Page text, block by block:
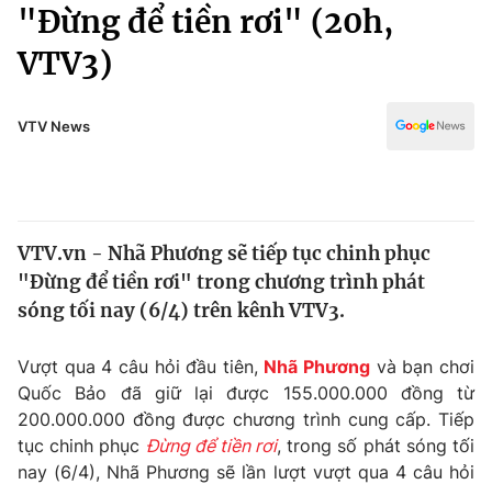
Chính trị
Xã hội
Pháp luật
Thế giới
Tin tức
Câu chuyện quốc tế
Kinh tế
Tài chính
Thị trường
Góc doanh nghiệp
Dữ liệu và đời sống
Truyền hình
Truyền hình
Văn hóa - Giải trí
Y tế
Công nghệ
"Đừng để tiền rơi" (20h,
VTV3)
VTV News
VTV.vn - Nhã Phương sẽ tiếp tục chinh phục
"Đừng để tiền rơi" trong chương trình phát
sóng tối nay (6/4) trên kênh VTV3.
Vượt qua 4 câu hỏi đầu tiên, Nhã Phương và bạn chơi
Quốc Bảo đã giữ lại được 155.000.000 đồng từ
200.000.000 đồng được chương trình cung cấp. Tiếp
tục chinh phục Đừng để tiền rơi, trong số phát sóng tối
nay (6/4), Nhã Phương sẽ lần lượt vượt qua 4 câu hỏi